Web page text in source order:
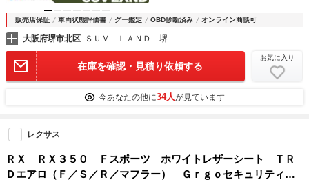
販売店保証 車両状態評価書 グー鑑定 OBD診断済み オンライン商談可
大阪府堺市北区 ＳＵＶ ＬＡＮＤ 堺
在庫を確認・見積り依頼する
お気に入り
今あなたの他に34人が見ています
レクサス
ＲＸ ＲＸ３５０ Ｆスポーツ ホワイトレザーシート ＴＲ
Ｄエアロ（Ｆ／Ｓ／Ｒ／マフラー） Ｇｒｇｏセキュリティ